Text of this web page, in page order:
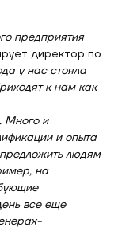
предприятия
директор по
у нас стояла
к нам как
Много и
и опыта
людям
на
все еще